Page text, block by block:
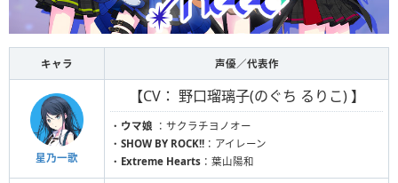
キャラ 声優／代表作
星乃一歌
【CV： 野口瑠璃子(のぐち るりこ) 】
・ ウマ娘 ：サクラチヨノオー
・ SHOW BY ROCK!! ：アイレーン
・ Extreme Hearts ：葉山陽和